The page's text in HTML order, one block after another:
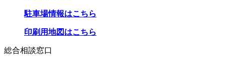
駐車場情報はこちら
印刷用地図はこちら
総合相談窓口